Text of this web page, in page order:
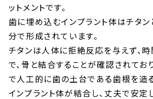
ットメントです。
歯に埋め込むインプラント体はチタ
分で形成されています。
チタンは人体に拒絶反応を与えず、
で、骨と結合することが確認されてお
で人工的に歯の土台である歯根を造
インプラント体が結合し、丈夫で安定